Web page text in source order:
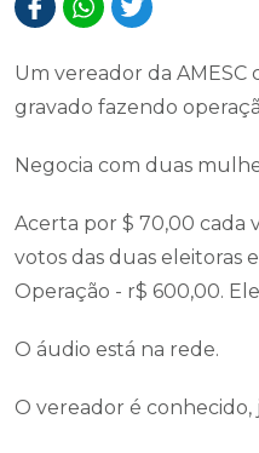
Um vereador da AMESC
gravado fazendo
Negocia com duas
Acerta por $ 70,00 cada
votos das duas eleitoras
Operação - r$ 600,00.
O áudio está na rede.
O vereador é conhecido,